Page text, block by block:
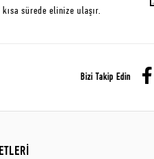
sürede elinize ulaşır.
Bizi Takip Edin